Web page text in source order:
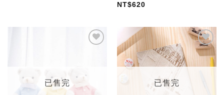
NT$620
已售完
加入
「願
望輕
已售完